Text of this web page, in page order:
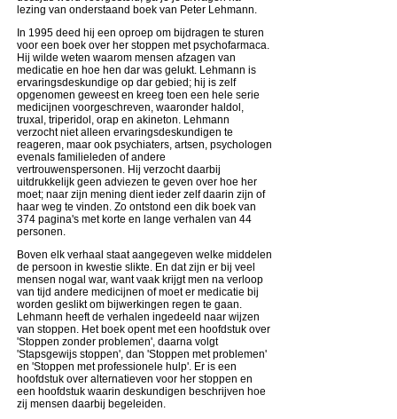
lezing van onderstaand boek van Peter Lehmann.
In 1995 deed hij een oproep om bijdragen te sturen
voor een boek over her stoppen met psychofarmaca.
Hij wilde weten waarom mensen afzagen van
medicatie en hoe hen dar was gelukt. Lehmann is
ervaringsdeskundige op dar gebied; hij is zelf
opgenomen geweest en kreeg toen een hele serie
medicijnen voorgeschreven, waaronder haldol,
truxal, triperidol, orap en akineton. Lehmann
verzocht niet alleen ervaringsdeskundigen te
reageren, maar ook psychiaters, artsen, psychologen
evenals familieleden of andere
vertrouwenspersonen. Hij verzocht daarbij
uitdrukkelijk geen adviezen te geven over hoe her
moet; naar zijn mening dient ieder zelf daarin zijn of
haar weg te vinden. Zo ontstond een dik boek van
374 pagina's met korte en lange verhalen van 44
personen.
Boven elk verhaal staat aangegeven welke middelen
de persoon in kwestie slikte. En dat zijn er bij veel
mensen nogal war, want vaak krijgt men na verloop
van tijd andere medicijnen of moet er medicatie bij
worden geslikt om bijwerkingen regen te gaan.
Lehmann heeft de verhalen ingedeeld naar wijzen
van stoppen. Het boek opent met een hoofdstuk over
'Stoppen zonder problemen', daarna volgt
'Stapsgewijs stoppen', dan 'Stoppen met problemen'
en 'Stoppen met professionele hulp'. Er is een
hoofdstuk over alternatieven voor her stoppen en
een hoofdstuk waarin deskundigen beschrijven hoe
zij mensen daarbij begeleiden.